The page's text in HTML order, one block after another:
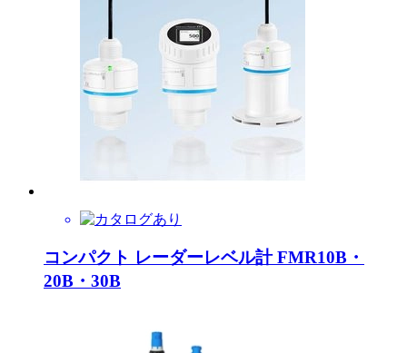
コンパクト レーダーレベル計 FMR10B・
20B・30B